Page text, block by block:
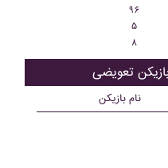
۹۶
۵
۸
نام بازیکن